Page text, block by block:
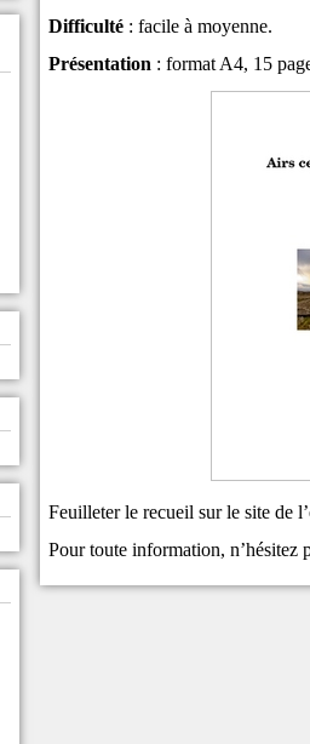
Difficulté : facile à moyenne.
Présentation : format A4, 15
Feuilleter le recueil sur le site de
Pour toute information, n’hésitez